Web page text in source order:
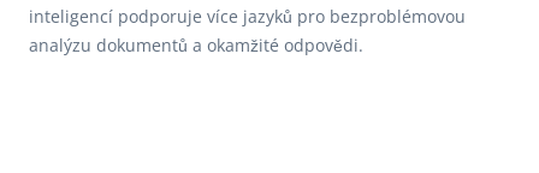
inteligencí podporuje více jazyků pro bezproblémovou
analýzu dokumentů a okamžité odpovědi.